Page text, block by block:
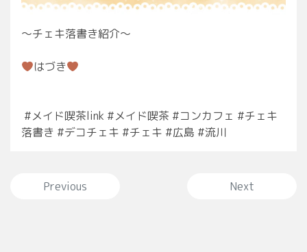
〜チェキ落書き紹介〜⁡
はづき
⁡ #メイド喫茶link #メイド喫茶 #コンカフェ #チェキ
落書き #デコチェキ #チェキ #広島 #流川
投稿ナビゲーション
Previous Next